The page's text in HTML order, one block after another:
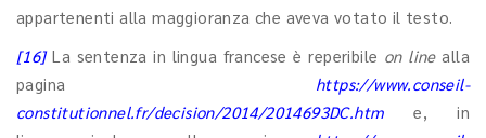
appartenenti alla maggioranza che aveva votato il testo.
[16]La sentenza in lingua francese è reperibile on linealla
pagina https://www.conseil-
constitutionnel.fr/decision/2014/2014693DC.htm e, in